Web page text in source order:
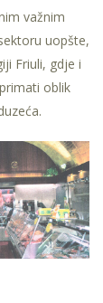
važnim
uopšte,
Friuli, gdje i
oblik